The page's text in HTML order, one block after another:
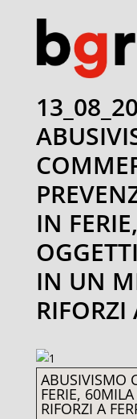
IN
IN UN
RIFORZI
ABUSIVISMO
FERIE,
RIFORZI A